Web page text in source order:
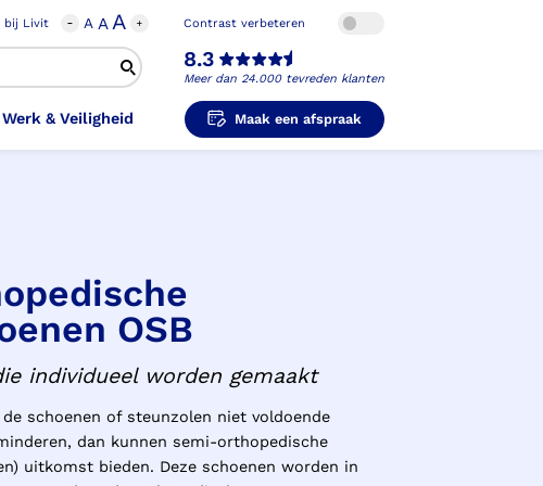
bij Livit A AA Contrast verbeteren
8.3
Meer dan 24.000 tevreden klanten
Steunzolen in
Veiligheidsschoenen
Pols Hand Duim
Orthopedische Pantoffels
Werk en Veiligheid
Heupprothese
Werk & Veiligheid
Veiligheidsschoenen
Maak een afspraak
OSB
individueel worden gemaakt
schoenen of steunzolen niet voldoende
dan kunnen semi-orthopedische
uitkomst bieden. Deze schoenen worden in